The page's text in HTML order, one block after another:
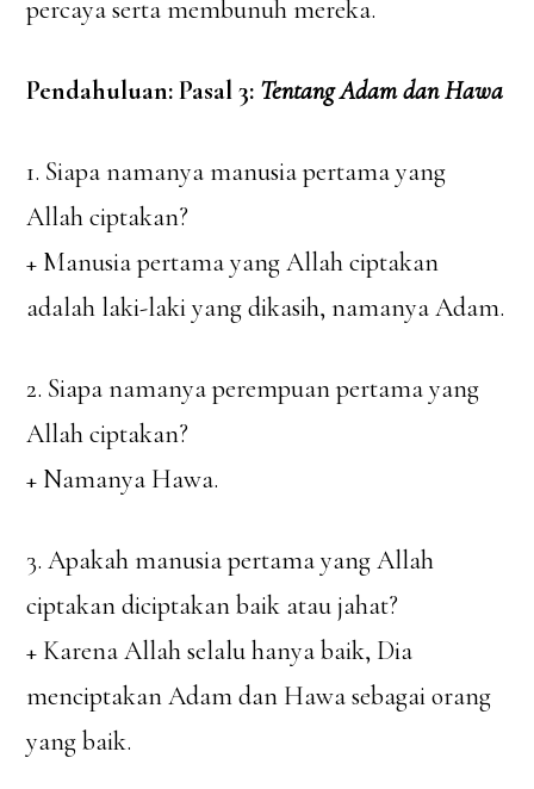
percaya serta membunuh mereka.
Pendahuluan: Pasal 3: Tentang Adam dan Hawa
1. Siapa namanya manusia pertama yang
Allah ciptakan?
+ Manusia pertama yang Allah ciptakan
adalah laki-laki yang dikasih, namanya Adam.
2. Siapa namanya perempuan pertama yang
Allah ciptakan?
+ Namanya Hawa.
3. Apakah manusia pertama yang Allah
ciptakan diciptakan baik atau jahat?
+ Karena Allah selalu hanya baik, Dia
menciptakan Adam dan Hawa sebagai orang
yang baik.